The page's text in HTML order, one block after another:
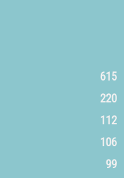
615
220
112
106
99